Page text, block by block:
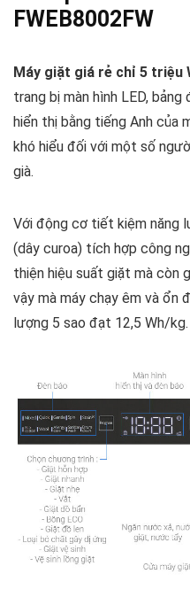
FWEB8002FW
Máy giặt giá rẻ chỉ 5 triệu
trang bị màn hình LED,
hiển thị bằng tiếng Anh của
khó hiểu đối với một số
già.
Với động cơ tiết kiệm năng
(dây curoa) tích hợp công
thiện hiệu suất giặt mà còn
vậy mà máy chạy êm và ổn
lượng 5 sao đạt 12,5 Wh/kg.